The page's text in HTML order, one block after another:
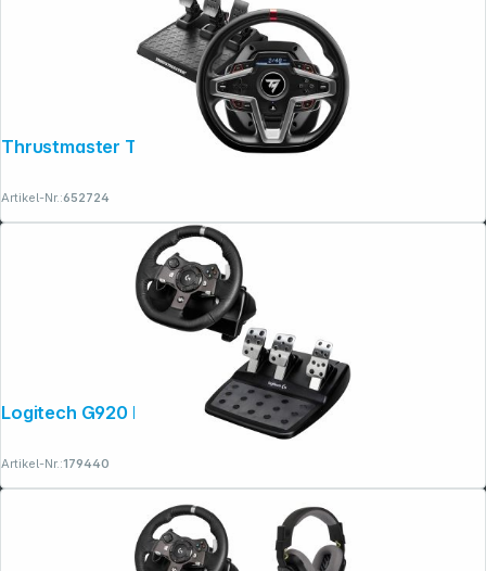
Thrustmaster T248 PS
Artikel-Nr.:652724
Logitech G920 Driving Force USB
Artikel-Nr.:179440